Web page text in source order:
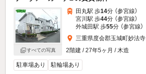
すべての写真
田丸駅 歩14分 （参宮線）
宮川駅 歩44分 （参宮線）
外城田駅 歩55分 （参宮線）
三重県度会郡玉城町妙法寺
2階建 / 27年5ヶ月 / 木造
駐車場あり 駐輪場あり